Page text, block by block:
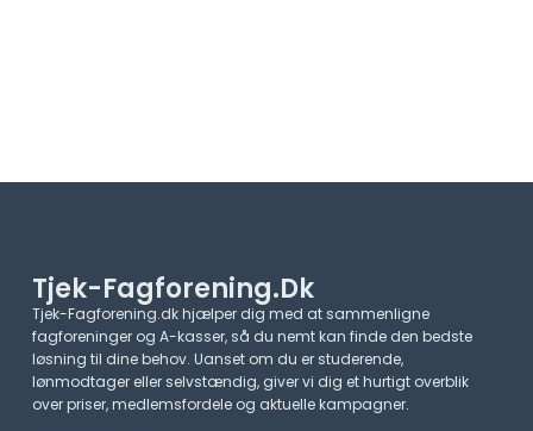
Tjek-Fagforening.dk
Tjek-Fagforening.dk hjælper dig med at sammenligne
fagforeninger og A-kasser, så du nemt kan finde den bedste
løsning til dine behov. Uanset om du er studerende,
lønmodtager eller selvstændig, giver vi dig et hurtigt overblik
over priser, medlemsfordele og aktuelle kampagner.​